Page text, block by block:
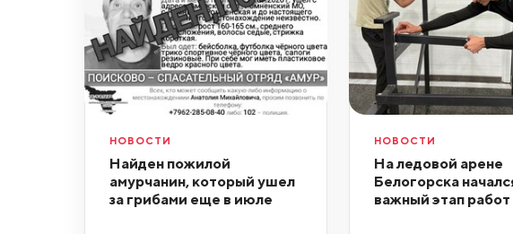
НОВОСТИ
Найден пожилой
амурчанин, который ушел
за грибами еще в июле
НОВОСТИ
На ледовой арене
Белогорска
важный этап